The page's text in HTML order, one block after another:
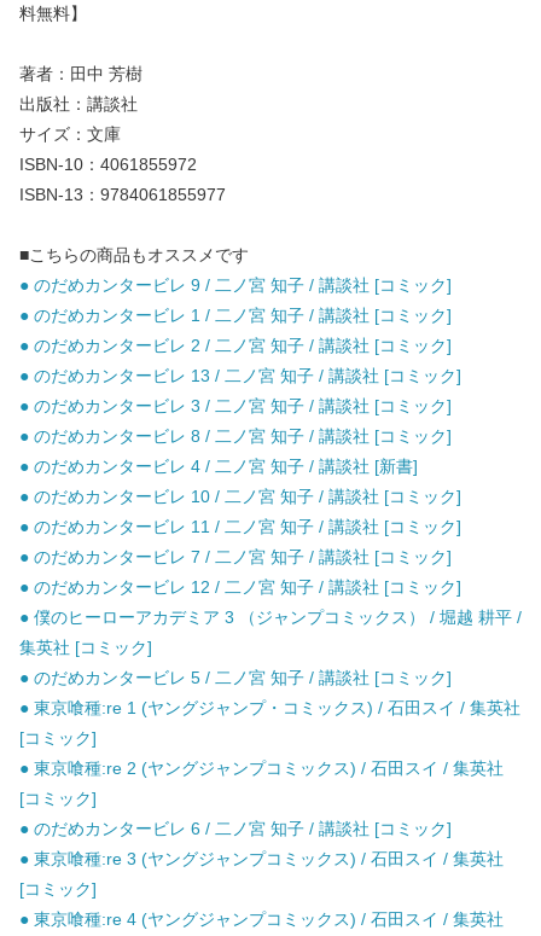
料無料】
著者：田中 芳樹
出版社：講談社
サイズ：文庫
ISBN-10：4061855972
ISBN-13：9784061855977
■こちらの商品もオススメです
● のだめカンタービレ 9 / 二ノ宮 知子 / 講談社 [コミック]
● のだめカンタービレ 1 / 二ノ宮 知子 / 講談社 [コミック]
● のだめカンタービレ 2 / 二ノ宮 知子 / 講談社 [コミック]
● のだめカンタービレ 13 / 二ノ宮 知子 / 講談社 [コミック]
● のだめカンタービレ 3 / 二ノ宮 知子 / 講談社 [コミック]
● のだめカンタービレ 8 / 二ノ宮 知子 / 講談社 [コミック]
● のだめカンタービレ 4 / 二ノ宮 知子 / 講談社 [新書]
● のだめカンタービレ 10 / 二ノ宮 知子 / 講談社 [コミック]
● のだめカンタービレ 11 / 二ノ宮 知子 / 講談社 [コミック]
● のだめカンタービレ 7 / 二ノ宮 知子 / 講談社 [コミック]
● のだめカンタービレ 12 / 二ノ宮 知子 / 講談社 [コミック]
● 僕のヒーローアカデミア 3 （ジャンプコミックス） / 堀越 耕平 /
集英社 [コミック]
● のだめカンタービレ 5 / 二ノ宮 知子 / 講談社 [コミック]
● 東京喰種:re 1 (ヤングジャンプ・コミックス) / 石田スイ / 集英社
[コミック]
● 東京喰種:re 2 (ヤングジャンプコミックス) / 石田スイ / 集英社
[コミック]
● のだめカンタービレ 6 / 二ノ宮 知子 / 講談社 [コミック]
● 東京喰種:re 3 (ヤングジャンプコミックス) / 石田スイ / 集英社
[コミック]
● 東京喰種:re 4 (ヤングジャンプコミックス) / 石田スイ / 集英社